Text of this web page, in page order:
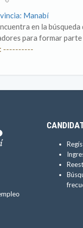
Manabí
en la
para formar parte
----------